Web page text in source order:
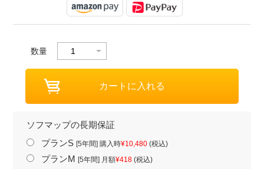
数量
ソフマップの長期保証
プランS [5年間] 購入時¥10,480(税込)
プランM [5年間] 月額¥418(税込)